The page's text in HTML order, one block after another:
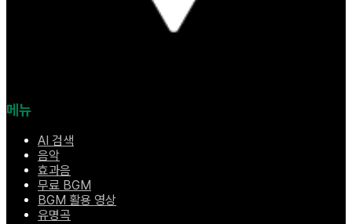
메뉴
AI 검색
음악
효과음
무료 BGM
BGM 활용 영상
유명곡